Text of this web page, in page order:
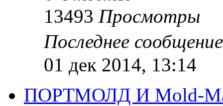
13493 Просмотры
Последнее
01 дек 2014, 13:14
ПОРТМОЛД И Mold-